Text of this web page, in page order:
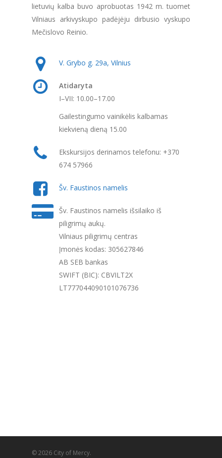
lietuvių kalba buvo aprobuotas 1942 m. tuomet
Vilniaus arkivyskupo padėjėju dirbusio vyskupo
Mečislovo Reinio.
V. Grybo g. 29a, Vilnius
Atidaryta
I–VII: 10.00–17.00
Gailestingumo vainikėlis kalbamas
kiekvieną dieną 15.00
Ekskursijos derinamos telefonu: +370
674 57966
Šv. Faustinos namelis
Šv. Faustinos namelis išsilaiko iš
piligrimų aukų.
Vilniaus piligrimų centras
Įmonės kodas: 305627846
AB SEB bankas
SWIFT (BIC): CBVILT2X
LT777044090101076736
© 2026 City of Mercy.